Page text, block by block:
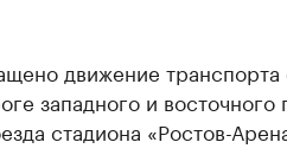
движение
западного и
стадиона «Ростов-